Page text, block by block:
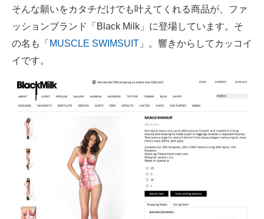
ITの今と未来を見通す
スマホと通信の最新トレンド
好きが集まる 比べて選べる
ビジネスと働き方のヒント
AI活用のいまが分かる
企業ITのトレンドを詳説
経営リーダーのコミュニティ
そんな願いをカタチだけでも叶えてくれる商品が、ファ
ッションブランド「Black Milk」に登場しています。そ
の名も「 MUSCLE SWIMSUIT 」。響きからしてカッコイ
イです。